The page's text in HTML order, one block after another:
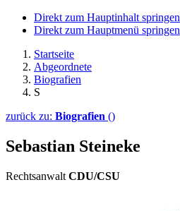
Direkt zum Hauptinhalt springen
Direkt zum Hauptmenü springen
Startseite
Abgeordnete
Biografien
S
zurück zu: Biografien ()
Sebastian Steineke
Rechtsanwalt CDU/CSU